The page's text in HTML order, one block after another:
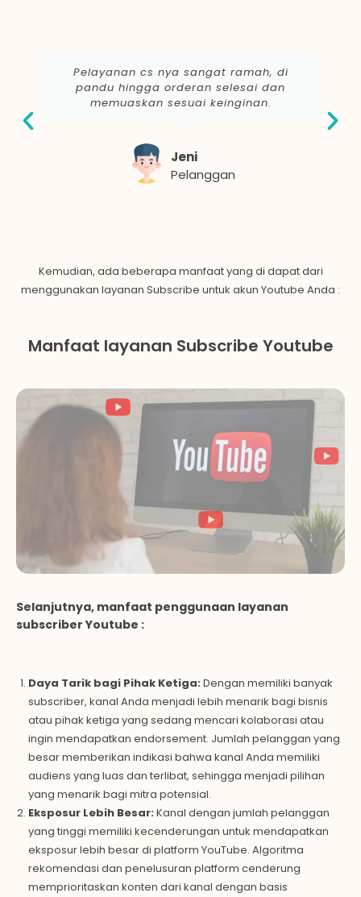
Pelayanan cs nya sangat ramah, di
pandu hingga orderan selesai dan
memuaskan sesuai keinginan.
Jeni
Pelanggan
Kemudian, ada beberapa manfaat yang di dapat dari
menggunakan layanan Subscribe untuk akun Youtube Anda :
Manfaat layanan Subscribe Youtube
Selanjutnya, manfaat penggunaan layanan
subscriber Youtube :
Daya Tarik bagi Pihak Ketiga:Dengan memiliki banyak
subscriber, kanal Anda menjadi lebih menarik bagi bisnis
atau pihak ketiga yang sedang mencari kolaborasi atau
ingin mendapatkan endorsement. Jumlah pelanggan yang
besar memberikan indikasi bahwa kanal Anda memiliki
audiens yang luas dan terlibat, sehingga menjadi pilihan
yang menarik bagi mitra potensial.
Eksposur Lebih Besar:Kanal dengan jumlah pelanggan
yang tinggi memiliki kecenderungan untuk mendapatkan
eksposur lebih besar di platform YouTube. Algoritma
rekomendasi dan penelusuran platform cenderung
memprioritaskan konten dari kanal dengan basis